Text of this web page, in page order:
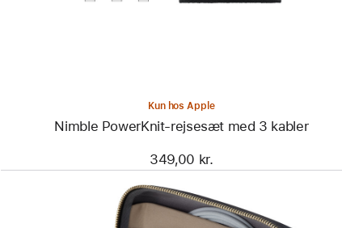
Kun hos Apple
Nimble PowerKnit-rejsesæt med 3 kabler
349,00 kr.